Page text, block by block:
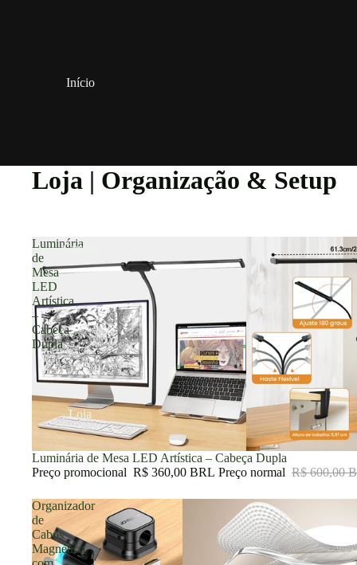
Início
Cursos
Loja
Loja | Organização & Setup
Luminária
de
Mesa
LED
Artística
–
Cabeça
Dupla
Promoção
Luminária de Mesa LED Artística – Cabeça Dupla
Preço promocional R$ 360,00 BRL Preço normal R$ 600,00
Organizador
de
Cabos
Magnético